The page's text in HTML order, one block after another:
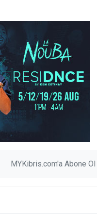
MYKibris.com'a Abone Ol